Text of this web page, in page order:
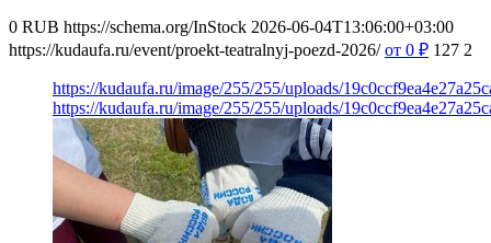
0 RUB https://schema.org/InStock 2026-06-04T13:06:00+03:00
https://kudaufa.ru/event/proekt-teatralnyj-poezd-2026/ от 0 ₽ 127 2
https://kudaufa.ru/image/255/255/uploads/
https://kudaufa.ru/image/255/255/uploads/